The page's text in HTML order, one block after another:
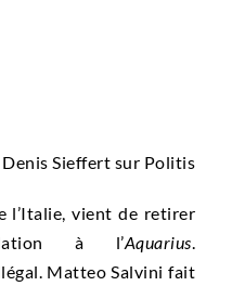
Denis Sieffert sur Politis
l’Italie, vient de retirer
à l’Aquarius.
Matteo Salvini fait